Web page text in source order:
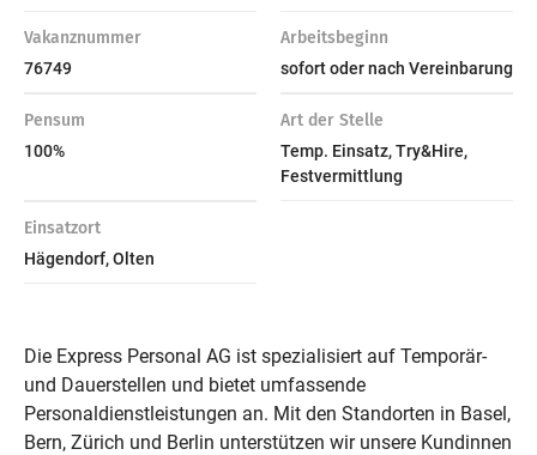
Vakanznummer
76749
Arbeitsbeginn
sofort oder nach Vereinbarung
Pensum
100%
Art der Stelle
Temp. Einsatz, Try&Hire,
Festvermittlung
Einsatzort
Hägendorf, Olten
Die Express Personal AG ist spezialisiert auf Temporär-
und Dauerstellen und bietet umfassende
Personaldienstleistungen an. Mit den Standorten in Basel,
Bern, Zürich und Berlin unterstützen wir unsere Kundinnen